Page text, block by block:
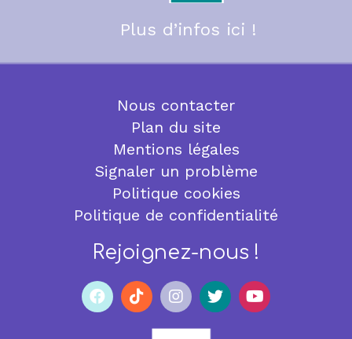
Plus d’infos ici !
Nous contacter
Plan du site
Mentions légales
Signaler un problème
Politique cookies
Politique de confidentialité
Rejoignez-nous !